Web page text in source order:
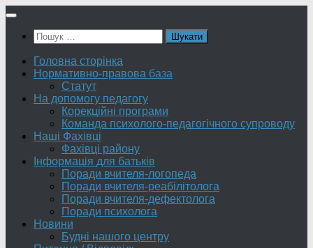
Skip
contentПошук:
Головна сторінка
Нормативно-правова база
Статут
На допомогу педагогу
Корекційні програми
Команда психолого-педагогічного супроводу
Наші Фахівці
Фахівці району
Інформація для батьків
Поради вчителя-логопеда
Поради вчителя-реабілітолога
Поради вчителя-дефектолога
Поради психолога
Новини
Будні нашого центру